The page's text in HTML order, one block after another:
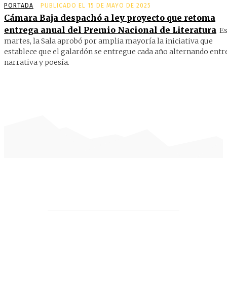
PORTADA PUBLICADO EL 15 DE MAYO DE 2025
Cámara Baja despachó a ley proyecto que retoma
entrega anual del Premio Nacional de Literatura
martes, la Sala aprobó por amplia mayoría la iniciativa que
establece que el galardón se entregue cada año alternando
narrativa y poesía.